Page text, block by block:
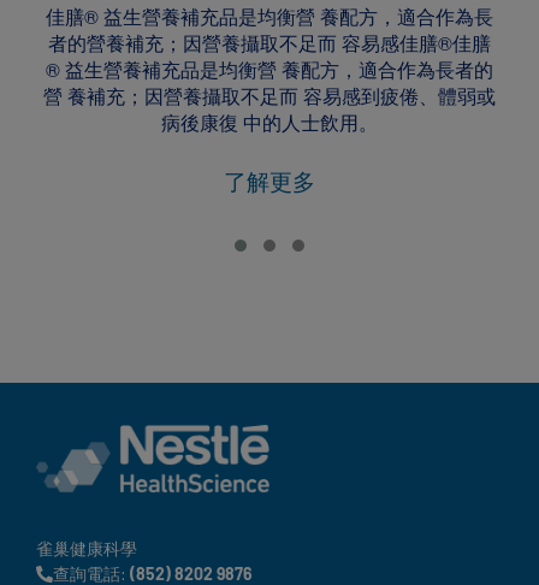
佳膳® 益生營養補充品是均衡營 養配方，適合作為長
者的營養補充；因營養攝取不足而 容易感佳膳®佳膳
® 益生營養補充品是均衡營 養配方，適合作為長者的
營 養補充；因營養攝取不足而 容易感到疲倦、體弱或
病後康復 中的人士飲用。
了解更多
雀巢健康科學
查詢電話: (852) 8202 9876